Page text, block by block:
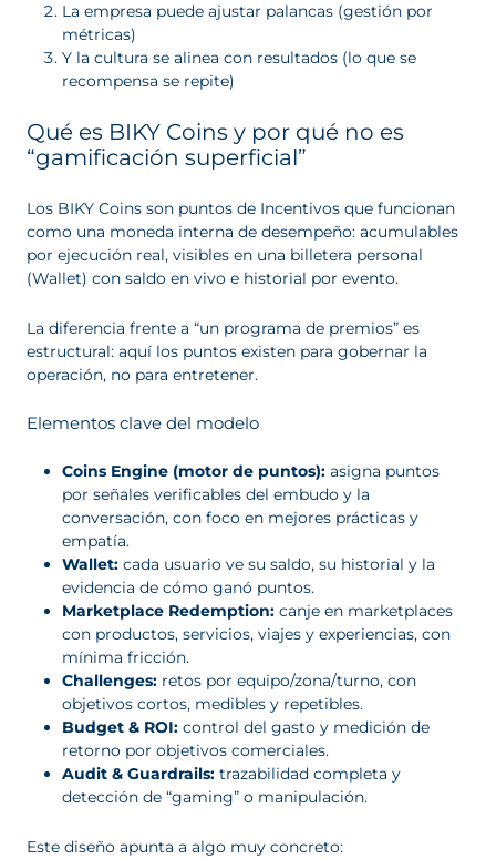
La empresa puede ajustar palancas (gestión por
métricas)
Y la cultura se alinea con resultados (lo que se
recompensa se repite)
Qué es BIKY Coins y por qué no es
“gamificación superficial”
Los BIKY Coins son puntos de Incentivos que funcionan
como una moneda interna de desempeño: acumulables
por ejecución real, visibles en una billetera personal
(Wallet) con saldo en vivo e historial por evento.
La diferencia frente a “un programa de premios” es
estructural: aquí los puntos existen para gobernar la
operación, no para entretener.
Elementos clave del modelo
Coins Engine (motor de puntos): asigna puntos
por señales verificables del embudo y la
conversación, con foco en mejores prácticas y
empatía.
Wallet: cada usuario ve su saldo, su historial y la
evidencia de cómo ganó puntos.
Marketplace Redemption: canje en marketplaces
con productos, servicios, viajes y experiencias, con
mínima fricción.
Challenges: retos por equipo/zona/turno, con
objetivos cortos, medibles y repetibles.
Budget & ROI: control del gasto y medición de
retorno por objetivos comerciales.
Audit & Guardrails: trazabilidad completa y
detección de “gaming” o manipulación.
Este diseño apunta a algo muy concreto: